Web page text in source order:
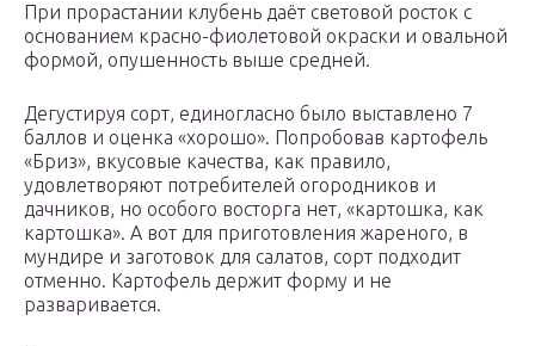
При прорастании клубень даёт световой росток с
основанием красно-фиолетовой окраски и овальной
формой, опушенность выше средней.
Дегустируя сорт, единогласно было выставлено 7
баллов и оценка «хорошо». Попробовав картофель
«Бриз», вкусовые качества, как правило,
удовлетворяют потребителей огородников и
дачников, но особого восторга нет, «картошка, как
картошка». А вот для приготовления жареного, в
мундире и заготовок для салатов, сорт подходит
отменно. Картофель держит форму и не
разваривается.